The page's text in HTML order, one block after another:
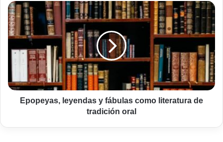
Epopeyas,
leyendas
y
fábulas
como
literatura
tradición
oral
Epopeyas, leyendas y fábulas como literatura de
tradición oral